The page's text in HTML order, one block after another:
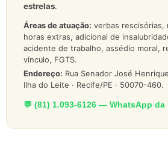
estrelas.
Áreas de atuação: verbas rescisórias,
horas extras, adicional de
acidente de trabalho, assédio moral,
vínculo, FGTS.
Endereço: Rua Senador José
Ilha do Leite · Recife/PE · 50070-460.
💬 (81) 1.093-6126 — WhatsApp da